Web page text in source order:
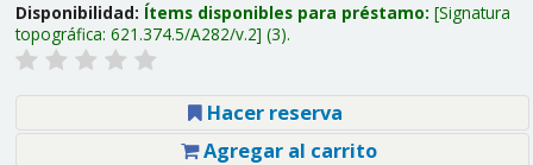
Disponibilidad: Ítems disponibles para préstamo: Signatura
topográfica: 621.374.5/A282/v.2 (3).
Hacer reserva
Agregar al carrito